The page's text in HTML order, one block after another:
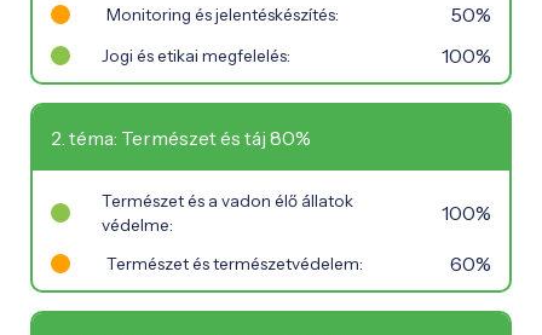
Monitoring és jelentéskészítés: 50%
Jogi és etikai megfelelés: 100%
2. téma: Természet és táj 80%
Természet és a vadon élő állatok
védelme:
100%
Természet és természetvédelem: 60%